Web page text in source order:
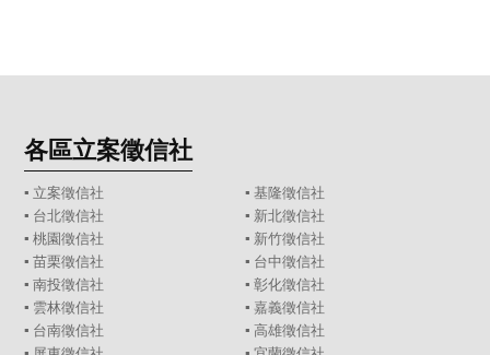
各區立案徵信社
▪ 立案徵信社 ▪ 基隆徵信社
▪ 台北徵信社 ▪ 新北徵信社
▪桃園徵信社 ▪ 新竹徵信社
▪苗栗徵信社 ▪ 台中徵信社
▪南投徵信社 ▪ 彰化徵信社
▪ 雲林徵信社 ▪ 嘉義徵信社
▪ 台南徵信社 ▪ 高雄徵信社